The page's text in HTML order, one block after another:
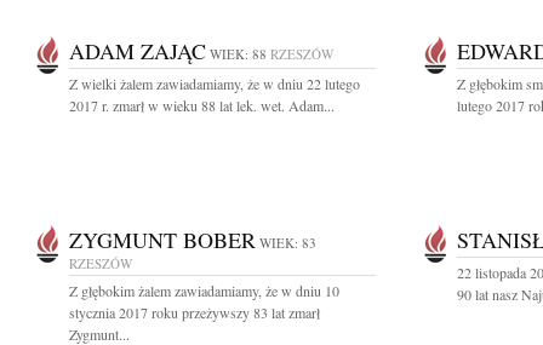
ADAM ZAJĄC WIEK: 88 RZESZÓW
Z wielki żalem zawiadamiamy, że w dniu 22 lutego
2017 r. zmarł w wieku 88 lat lek. wet. Adam...
Z głębokim
lutego 2017
ZYGMUNT BOBER WIEK: 83
RZESZÓW
Z głębokim żalem zawiadamiamy, że w dniu 10
stycznia 2017 roku przeżywszy 83 lat zmarł
Zygmunt...
22 listopada
90 lat nasz